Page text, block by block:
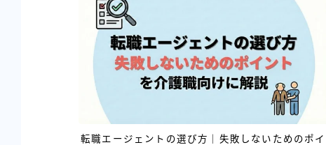
転職エージェントの選び方｜失敗しないためのポイ